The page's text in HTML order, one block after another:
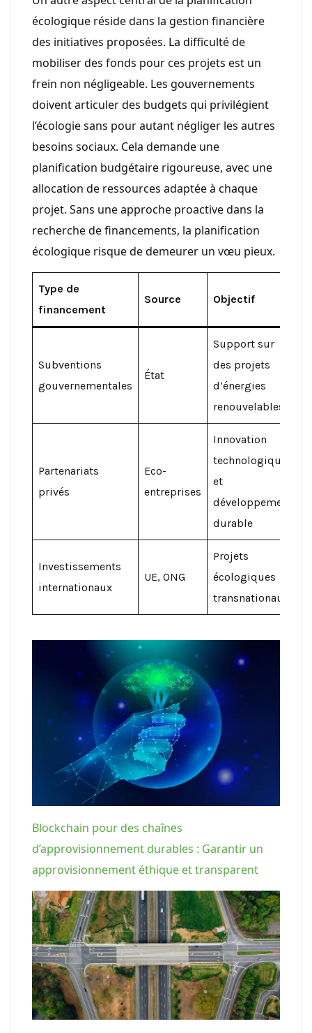
écologique réside dans la gestion financière
des initiatives proposées. La difficulté de
mobiliser des fonds pour ces projets est un
frein non négligeable. Les gouvernements
doivent articuler des budgets qui privilégient
l’écologie sans pour autant négliger les autres
besoins sociaux. Cela demande une
planification budgétaire rigoureuse, avec une
allocation de ressources adaptée à chaque
projet. Sans une approche proactive dans la
recherche de financements, la planification
écologique risque de demeurer un vœu pieux.
Type de
financement
Source Objectif
Subventions
gouvernementales
État
Support sur
des projets
d’énergies
renouvelables
Partenariats
privés
Eco-
entreprises
Innovation
technologique
et
développement
durable
Investissements
internationaux
UE, ONG
Projets
écologiques
transnationaux
Blockchain pour des chaînes
d’approvisionnement durables : Garantir un
approvisionnement éthique et transparent